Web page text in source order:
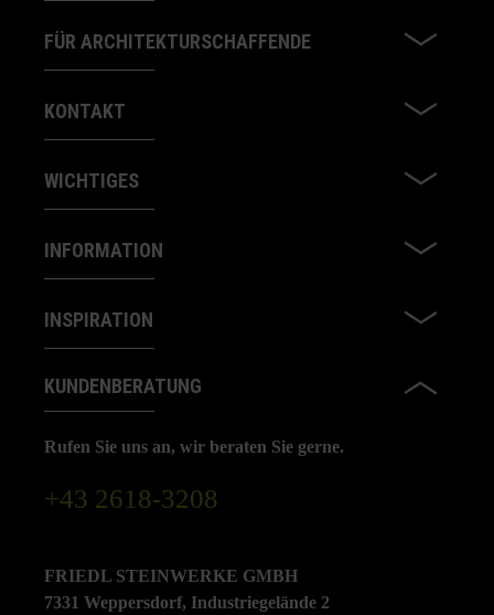
FÜR ARCHITEKTURSCHAFFENDE
KONTAKT
WICHTIGES
INFORMATION
INSPIRATION
KUNDENBERATUNG
Rufen Sie uns an, wir beraten Sie gerne.
+43 2618-3208
FRIEDL STEINWERKE GMBH
7331 Weppersdorf, Industriegelände 2